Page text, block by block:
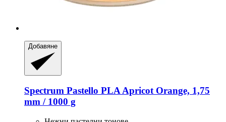
Добавяне
Spectrum Pastello PLA Apricot Orange, 1,75
mm / 1000 g